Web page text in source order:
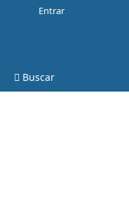
Buscar
Entrar